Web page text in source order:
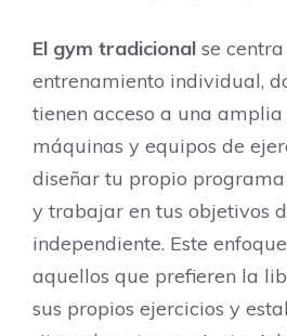
El gym tradicional se
entrenamiento individual,
tienen acceso a una
máquinas y equipos de
diseñar tu propio
y trabajar en tus objetivos
independiente. Este
aquellos que prefieren la
sus propios ejercicios y